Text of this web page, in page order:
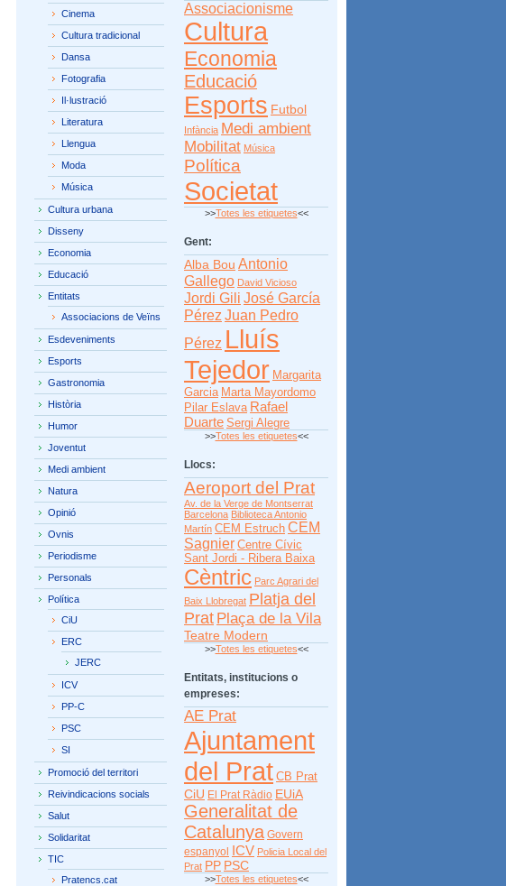
Cinema
Cultura tradicional
Dansa
Fotografia
Il·lustració
Literatura
Llengua
Moda
Música
Cultura urbana
Disseny
Economia
Educació
Entitats
Associacions de Veïns
Esdeveniments
Esports
Gastronomia
Història
Humor
Joventut
Medi ambient
Natura
Opinió
Ovnis
Periodisme
Personals
Política
CiU
ERC
JERC
ICV
PP-C
PSC
SI
Promoció del territori
Reivindicacions socials
Salut
Solidaritat
TIC
Pratencs.cat
Associacionisme
Cultura
Economia
Educació
Esports Futbol
Infància Medi ambient
Mobilitat Música
Política
Societat
>>Totes les etiquetes<<
Gent:
Alba Bou Antonio
Gallego David Vicioso
Jordi Gili José García
Pérez Juan Pedro
Pérez Lluís
Tejedor Margarita
Garcia Marta Mayordomo
Pilar Eslava Rafael
Duarte Sergi Alegre
>>Totes les etiquetes<<
Llocs:
Aeroport del Prat
Av. de la Verge de Montserrat
Barcelona Biblioteca Antonio
Martín CEM Estruch CEM
Sagnier Centre Cívic
Sant Jordi - Ribera Baixa
Cèntric Parc Agrari del
Baix Llobregat Platja del
Prat Plaça de la Vila
Teatre Modern
>>Totes les etiquetes<<
Entitats, institucions o
empreses:
AE Prat
Ajuntament
del Prat CB Prat
CiU El Prat Ràdio EUiA
Generalitat de
Catalunya Govern
espanyol ICV Policia Local del
Prat PP PSC
>>Totes les etiquetes<<